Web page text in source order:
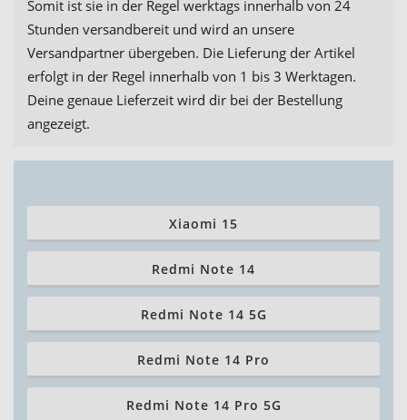
Somit ist sie in der Regel werktags innerhalb von 24
Stunden versandbereit und wird an unsere
Versandpartner übergeben. Die Lieferung der Artikel
erfolgt in der Regel innerhalb von 1 bis 3 Werktagen.
Deine genaue Lieferzeit wird dir bei der Bestellung
angezeigt.
Xiaomi 15
Redmi Note 14
Redmi Note 14 5G
Redmi Note 14 Pro
Redmi Note 14 Pro 5G